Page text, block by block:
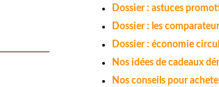
Dossier : astuces
Dossier : les
Dossier : économie
Nos idées de cadeaux
Nos conseils pour